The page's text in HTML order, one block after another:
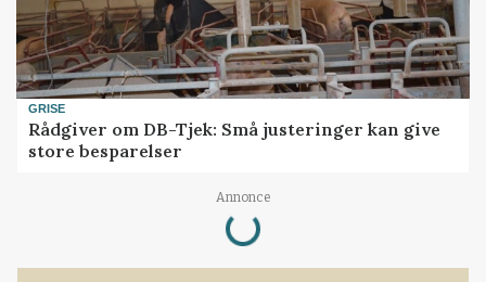
GRISE
Rådgiver om DB-Tjek: Små justeringer kan give
store besparelser
Annonce
Loading...